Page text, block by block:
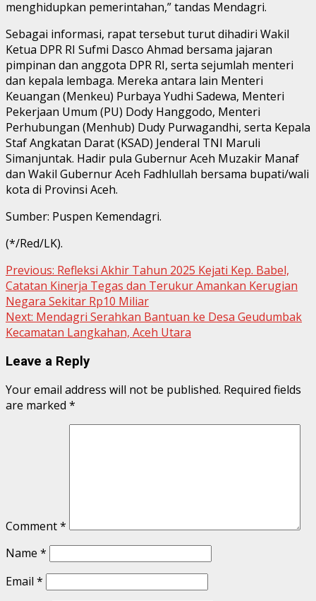
menghidupkan pemerintahan,” tandas Mendagri.
Sebagai informasi, rapat tersebut turut dihadiri Wakil
Ketua DPR RI Sufmi Dasco Ahmad bersama jajaran
pimpinan dan anggota DPR RI, serta sejumlah menteri
dan kepala lembaga. Mereka antara lain Menteri
Keuangan (Menkeu) Purbaya Yudhi Sadewa, Menteri
Pekerjaan Umum (PU) Dody Hanggodo, Menteri
Perhubungan (Menhub) Dudy Purwagandhi, serta Kepala
Staf Angkatan Darat (KSAD) Jenderal TNI Maruli
Simanjuntak. Hadir pula Gubernur Aceh Muzakir Manaf
dan Wakil Gubernur Aceh Fadhlullah bersama bupati/wali
kota di Provinsi Aceh.
Sumber: Puspen Kemendagri.
(*/Red/LK).
Continue
Reading
Previous: Refleksi Akhir Tahun 2025 Kejati Kep. Babel,
Catatan Kinerja Tegas dan Terukur Amankan Kerugian
Negara Sekitar Rp10 Miliar
Next: Mendagri Serahkan Bantuan ke Desa Geudumbak
Kecamatan Langkahan, Aceh Utara
Leave a Reply
Your email address will not be published. Required fields
are marked *
Comment*
Name *
Email *